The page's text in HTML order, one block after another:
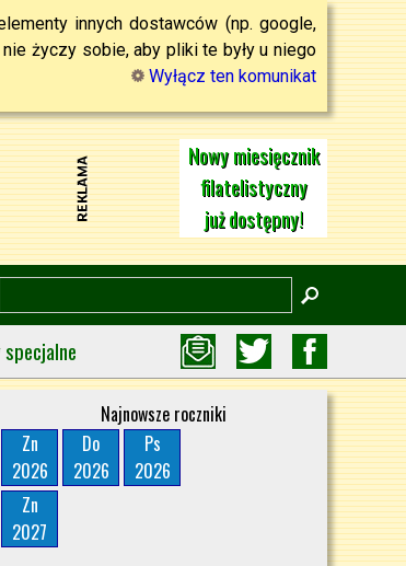
innych dostawców (np. google,
życzy sobie, aby pliki te były u niego
Wyłącz ten komunikat
Nowy miesięcznik
filatelistyczny
już dostępny!
Najnowsze roczniki
Zn
2026
Do
2026
Ps
2026
Zn
2027